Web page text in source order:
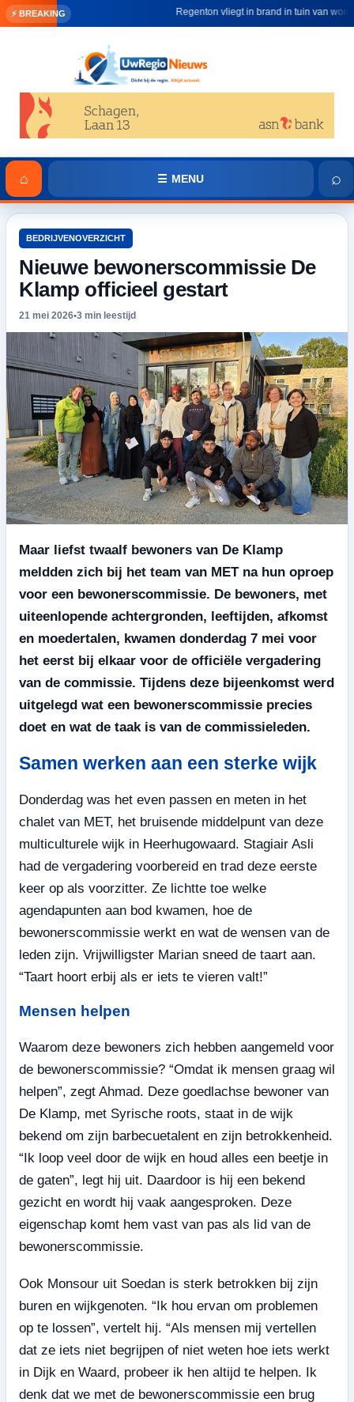
⚡ BREAKING Regenton vliegt in brand in tuin van woning in
⌂ ☰ MENU ⌕
BEDRIJVENOVERZICHT
Nieuwe bewonerscommissie De
Klamp officieel gestart
21 mei 2026•3 min leestijd
Maar liefst twaalf bewoners van De Klamp
meldden zich bij het team van MET na hun oproep
voor een bewonerscommissie. De bewoners, met
uiteenlopende achtergronden, leeftijden, afkomst
en moedertalen, kwamen donderdag 7 mei voor
het eerst bij elkaar voor de officiële vergadering
van de commissie. Tijdens deze bijeenkomst werd
uitgelegd wat een bewonerscommissie precies
doet en wat de taak is van de commissieleden.
Samen werken aan een sterke wijk
Donderdag was het even passen en meten in het
chalet van MET, het bruisende middelpunt van deze
multiculturele wijk in Heerhugowaard. Stagiair Asli
had de vergadering voorbereid en trad deze eerste
keer op als voorzitter. Ze lichtte toe welke
agendapunten aan bod kwamen, hoe de
bewonerscommissie werkt en wat de wensen van de
leden zijn. Vrijwilligster Marian sneed de taart aan.
“Taart hoort erbij als er iets te vieren valt!”
Mensen helpen
Waarom deze bewoners zich hebben aangemeld voor
de bewonerscommissie? “Omdat ik mensen graag wil
helpen”, zegt Ahmad. Deze goedlachse bewoner van
De Klamp, met Syrische roots, staat in de wijk
bekend om zijn barbecuetalent en zijn betrokkenheid.
“Ik loop veel door de wijk en houd alles een beetje in
de gaten”, legt hij uit. Daardoor is hij een bekend
gezicht en wordt hij vaak aangesproken. Deze
eigenschap komt hem vast van pas als lid van de
bewonerscommissie.
Ook Monsour uit Soedan is sterk betrokken bij zijn
buren en wijkgenoten. “Ik hou ervan om problemen
op te lossen”, vertelt hij. “Als mensen mij vertellen
dat ze iets niet begrijpen of niet weten hoe iets werkt
in Dijk en Waard, probeer ik hen altijd te helpen. Ik
denk dat we met de bewonerscommissie een brug